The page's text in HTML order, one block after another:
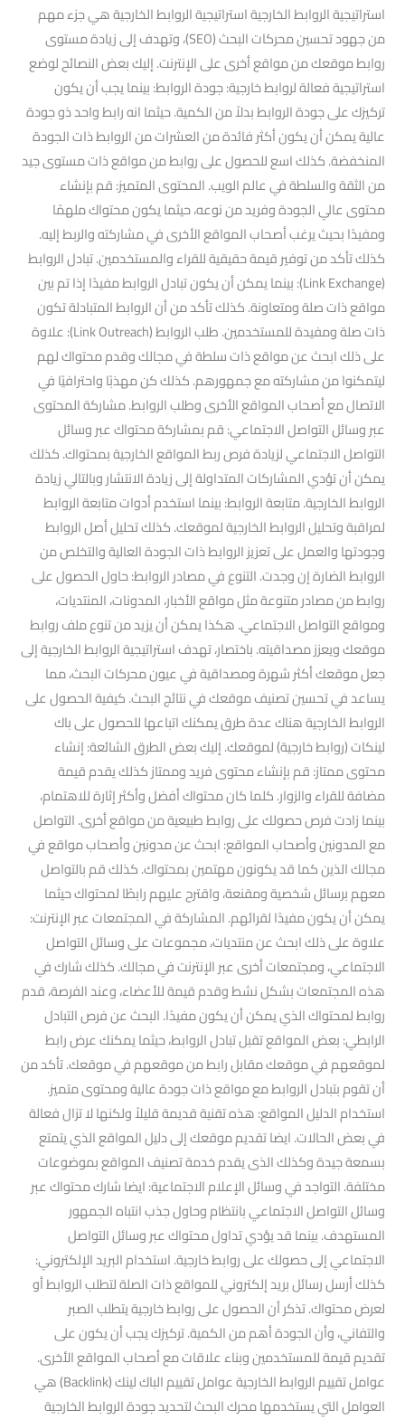
استراتيجية الروابط الخارجية استراتيجية الروابط الخارجية هي جزء مهم
من جهود تحسين محركات البحث (SEO)، وتهدف إلى زيادة مستوى
روابط موقعك من مواقع أخرى على الإنترنت. إليك بعض النصائح لوضع
استراتيجية فعالة لروابط خارجية: جودة الروابط: بينما يجب أن يكون
تركيزك على جودة الروابط بدلاً من الكمية. حيثما انه رابط واحد ذو جودة
عالية يمكن أن يكون أكثر فائدة من العشرات من الروابط ذات الجودة
المنخفضة. كذلك اسع للحصول على روابط من مواقع ذات مستوى جيد
من الثقة والسلطة في عالم الويب. المحتوى المتميز: قم بإنشاء
محتوى عالي الجودة وفريد من نوعه، حيثما يكون محتواك ملهمًا
ومفيدًا بحيث يرغب أصحاب المواقع الأخرى في مشاركته والربط إليه.
كذلك تأكد من توفير قيمة حقيقية للقراء والمستخدمين. تبادل الروابط
(Link Exchange): بينما يمكن أن يكون تبادل الروابط مفيدًا إذا تم بين
مواقع ذات صلة ومتعاونة. كذلك تأكد من أن الروابط المتبادلة تكون
ذات صلة ومفيدة للمستخدمين. طلب الروابط (Link Outreach): علاوة
على ذلك ابحث عن مواقع ذات سلطة في مجالك وقدم محتواك لهم
ليتمكنوا من مشاركته مع جمهورهم. كذلك كن مهذبًا واحترافيًا في
الاتصال مع أصحاب المواقع الأخرى وطلب الروابط. مشاركة المحتوى
عبر وسائل التواصل الاجتماعي: قم بمشاركة محتواك عبر وسائل
التواصل الاجتماعي لزيادة فرص ربط المواقع الخارجية بمحتواك. كذلك
يمكن أن تؤدي المشاركات المتداولة إلى زيادة الانتشار وبالتالي زيادة
الروابط الخارجية. متابعة الروابط: بينما استخدم أدوات متابعة الروابط
لمراقبة وتحليل الروابط الخارجية لموقعك. كذلك تحليل أصل الروابط
وجودتها والعمل على تعزيز الروابط ذات الجودة العالية والتخلص من
الروابط الضارة إن وجدت. التنوع في مصادر الروابط: حاول الحصول على
روابط من مصادر متنوعة مثل مواقع الأخبار، المدونات، المنتديات،
ومواقع التواصل الاجتماعي. هكذا يمكن أن يزيد من تنوع ملف روابط
موقعك ويعزز مصداقيته. باختصار، تهدف استراتيجية الروابط الخارجية إلى
جعل موقعك أكثر شهرة ومصداقية في عيون محركات البحث، مما
يساعد في تحسين تصنيف موقعك في نتائج البحث. كيفية الحصول على
الروابط الخارجية هناك عدة طرق يمكنك اتباعها للحصول على باك
لينكات (روابط خارجية) لموقعك. إليك بعض الطرق الشائعة: إنشاء
محتوى ممتاز: قم بإنشاء محتوى فريد وممتاز كذلك يقدم قيمة
مضافة للقراء والزوار. كلما كان محتواك أفضل وأكثر إثارة للاهتمام،
بينما زادت فرص حصولك على روابط طبيعية من مواقع أخرى. التواصل
مع المدونين وأصحاب المواقع: ابحث عن مدونين وأصحاب مواقع في
مجالك الذين كما قد يكونون مهتمين بمحتواك. كذلك قم بالتواصل
معهم برسائل شخصية ومقنعة، واقترح عليهم رابطًا لمحتواك حيثما
يمكن أن يكون مفيدًا لقرائهم. المشاركة في المجتمعات عبر الإنترنت:
علاوة على ذلك ابحث عن منتديات، مجموعات على وسائل التواصل
الاجتماعي، ومجتمعات أخرى عبر الإنترنت في مجالك. كذلك شارك في
هذه المجتمعات بشكل نشط وقدم قيمة للأعضاء، وعند الفرصة، قدم
روابط لمحتواك الذي يمكن أن يكون مفيدًا. البحث عن فرص التبادل
الرابطي: بعض المواقع تقبل تبادل الروابط، حيثما يمكنك عرض رابط
لموقعهم في موقعك مقابل رابط من موقعهم في موقعك. تأكد من
أن تقوم بتبادل الروابط مع مواقع ذات جودة عالية ومحتوى متميز.
استخدام الدليل المواقع: هذه تقنية قديمة قليلاً ولكنها لا تزال فعالة
في بعض الحالات. ايضا تقديم موقعك إلى دليل المواقع الذي يتمتع
بسمعة جيدة وكذلك الذى يقدم خدمة تصنيف المواقع بموضوعات
مختلفة. التواجد في وسائل الإعلام الاجتماعية: ايضا شارك محتواك عبر
وسائل التواصل الاجتماعي بانتظام وحاول جذب انتباه الجمهور
المستهدف. بينما قد يؤدي تداول محتواك عبر وسائل التواصل
الاجتماعي إلى حصولك على روابط خارجية. استخدام البريد الإلكتروني:
كذلك أرسل رسائل بريد إلكتروني للمواقع ذات الصلة لتطلب الروابط أو
لعرض محتواك. تذكر أن الحصول على روابط خارجية يتطلب الصبر
والتفاني، وأن الجودة أهم من الكمية. تركيزك يجب أن يكون على
تقديم قيمة للمستخدمين وبناء علاقات مع أصحاب المواقع الأخرى.
عوامل تقييم الروابط الخارجية عوامل تقييم الباك لينك (Backlink) هي
العوامل التي يستخدمها محرك البحث لتحديد جودة الروابط الخارجية